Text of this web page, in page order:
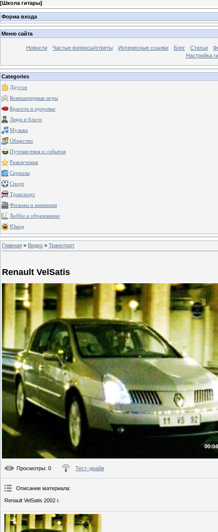
[Школа гитары]
Форма входа
Меню сайта
Новости Частые вопросы/ответы Интересные ссылки Блог Статьи
Настройка
Categories
Другое
Компьютерные игры
Красота и здоровье
Люди и блоги
Музыка
Общество
Путешествия и события
Развлечения
Сериалы
Спорт
Транспорт
Фильмы и анимация
Хобби и образование
Юмор
Главная » Видео » Транспорт
Renault VelSatis
Просмотры: 0 Тест–драйв
Описание материала:
Renault VelSatis 2002 г.